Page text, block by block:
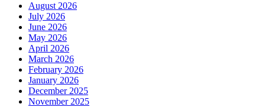
August 2026
July 2026
June 2026
May 2026
April 2026
March 2026
February 2026
January 2026
December 2025
November 2025